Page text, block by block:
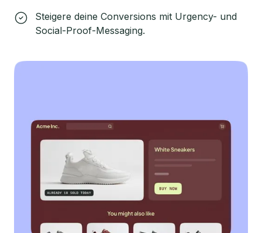
Steigere deine Conversions mit Urgency- und
Social-Proof-Messaging.